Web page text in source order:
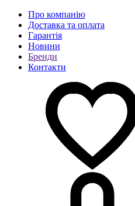
Про компанію
Доставка та оплата
Гарантія
Новини
Бренди
Контакти